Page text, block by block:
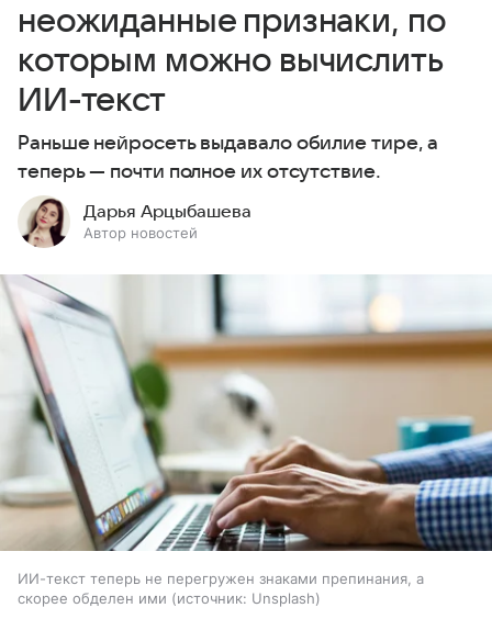
неожиданные признаки, по
которым можно вычислить
ИИ-текст
Раньше нейросеть выдавало обилие тире, а
теперь — почти полное их отсутствие.
Дарья Арцыбашева
Автор новостей
ИИ-текст теперь не перегружен знаками препинания, а
скорее обделен ими
источник: Unsplash